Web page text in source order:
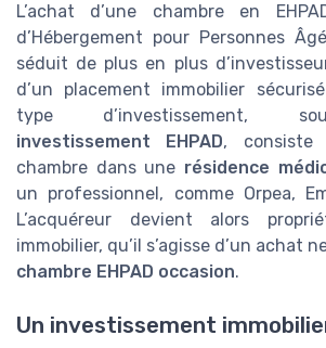
L’achat d’une chambre en
d’Hébergement pour Personnes
séduit de plus en plus
d’un placement immobilier
type d’investissement,
investissement EHPAD, consiste
chambre dans une résidence
un professionnel, comme Orpea,
L’acquéreur devient alors
immobilier, qu’il s’agisse d’un achat
chambre EHPAD occasion.
Un investissement